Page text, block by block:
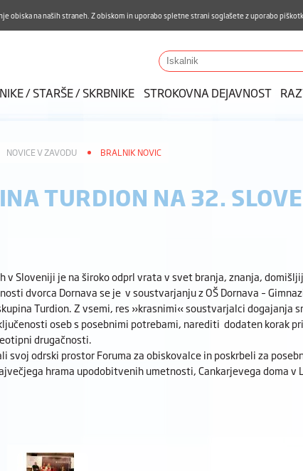
razvoj Pohvale in pritožbe Dostava kosil Kakovost in
Iskalnik
/ STARŠE / SKRBNIKE STROKOVNA DEJAVNOST
NOVICE V ZAVODU BRALNIK NOVIC
TURDION NA 32.
Sloveniji je na široko odprl vrata v svet branja, znanja,
dvorca Dornava se je v soustvarjanju z OŠ Dornava –
Turdion. Z vsemi, res »krasnimi« soustvarjalci dogajanja
oseb s posebnimi potrebami, narediti dodaten korak
drugačnosti.
odrski prostor Foruma za obiskovalce in poskrbeli za
hrama upodobitvenih umetnosti, Cankarjevega doma v
na naših straneh. Z obiskom in uporabo spletne strani soglašete z uporabo